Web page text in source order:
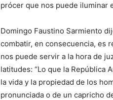
prócer que nos puede iluminar
Domingo Faustino Sarmiento
combatir, en consecuencia, es
nos puede servir a la hora de
latitudes: “Lo que la República
la vida y la propiedad de los
pronunciada o de un capricho